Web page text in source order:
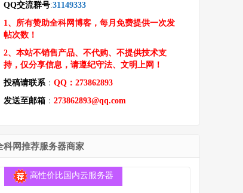
QQ交流群号:31149333
1、所有赞助全科网博客，每月免费提供一次发
帖次数！
2、本站不销售产品、不代购、不提供技术支
持，仅分享信息，请遵纪守法、文明上网！
投稿请联系： QQ：273862893
发送至邮箱 ： 273862893@qq.com
科网推荐服务器商家
高性价比国内云服务器